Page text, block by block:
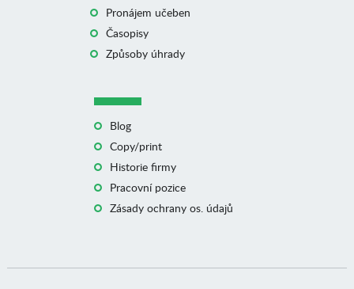
Pronájem učeben
Časopisy
Způsoby úhrady
Blog
Copy/print
Historie firmy
Pracovní pozice
Zásady ochrany os. údajů